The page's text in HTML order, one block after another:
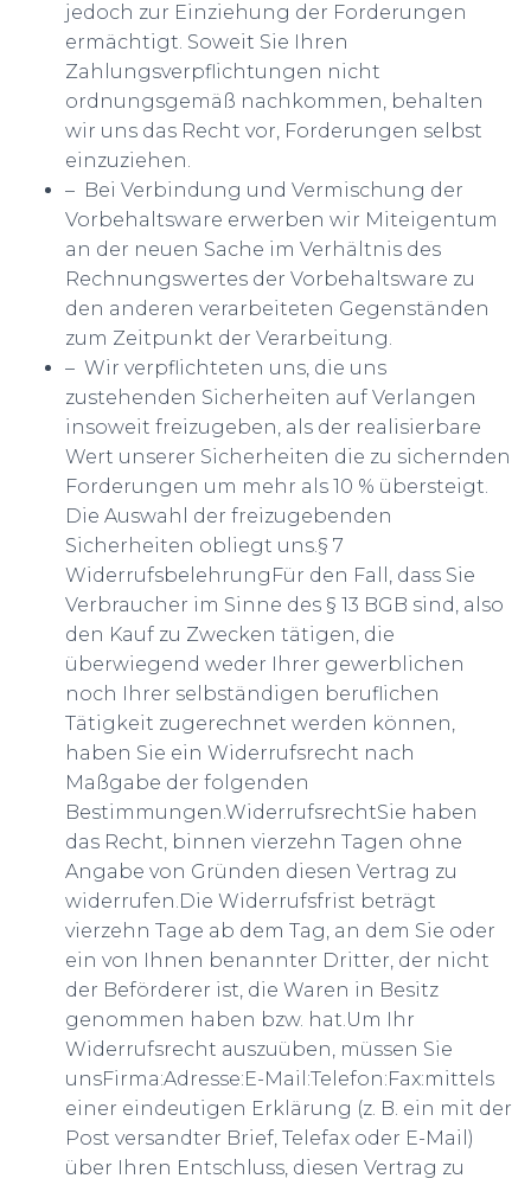
jedoch zur Einziehung der Forderungen
ermächtigt. Soweit Sie Ihren
Zahlungsverpflichtungen nicht
ordnungsgemäß nachkommen, behalten
wir uns das Recht vor, Forderungen selbst
einzuziehen.
– Bei Verbindung und Vermischung der
Vorbehaltsware erwerben wir Miteigentum
an der neuen Sache im Verhältnis des
Rechnungswertes der Vorbehaltsware zu
den anderen verarbeiteten Gegenständen
zum Zeitpunkt der Verarbeitung.
– Wir verpflichteten uns, die uns
zustehenden Sicherheiten auf Verlangen
insoweit freizugeben, als der realisierbare
Wert unserer Sicherheiten die zu sichernden
Forderungen um mehr als 10 % übersteigt.
Die Auswahl der freizugebenden
Sicherheiten obliegt uns.§ 7
WiderrufsbelehrungFür den Fall, dass Sie
Verbraucher im Sinne des § 13 BGB sind, also
den Kauf zu Zwecken tätigen, die
überwiegend weder Ihrer gewerblichen
noch Ihrer selbständigen beruflichen
Tätigkeit zugerechnet werden können,
haben Sie ein Widerrufsrecht nach
Maßgabe der folgenden
Bestimmungen.WiderrufsrechtSie haben
das Recht, binnen vierzehn Tagen ohne
Angabe von Gründen diesen Vertrag zu
widerrufen.Die Widerrufsfrist beträgt
vierzehn Tage ab dem Tag, an dem Sie oder
ein von Ihnen benannter Dritter, der nicht
der Beförderer ist, die Waren in Besitz
genommen haben bzw. hat.Um Ihr
Widerrufsrecht auszuüben, müssen Sie
unsFirma:Adresse:E-Mail:Telefon:Fax:mittels
einer eindeutigen Erklärung (z. B. ein mit der
Post versandter Brief, Telefax oder E-Mail)
über Ihren Entschluss, diesen Vertrag zu